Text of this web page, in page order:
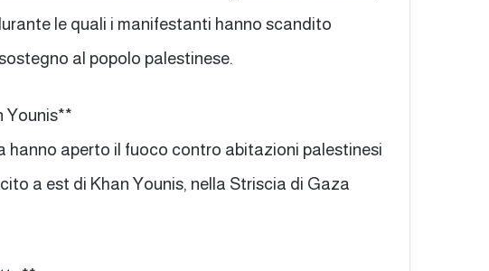
le quali i manifestanti hanno scandito
al popolo palestinese.
Younis**
hanno aperto il fuoco contro abitazioni palestinesi
a est di Khan Younis, nella Striscia di Gaza